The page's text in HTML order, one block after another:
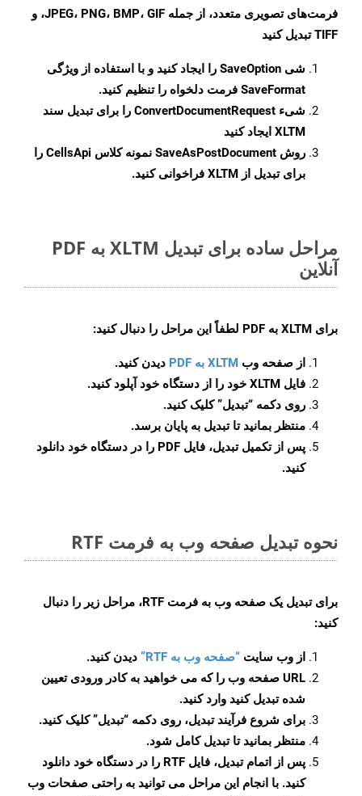
فرمت‌های تصویری متعدد، از جمله JPEG، PNG، BMP، GIF، و
TIFF تبدیل کنید
شی SaveOption را ایجاد کنید و با استفاده از ویژگی
SaveFormat فرمت دلخواه را تنظیم کنید.
شیء ConvertDocumentRequest را برای تبدیل سند
XLTM ایجاد کنید
روش SaveAsPostDocument
نمونه کلاس CellsApi را
برای تبدیل از XLTM فراخوانی کنید.
مراحل ساده برای تبدیل XLTM به PDF
آنلاین
برای XLTM به PDF لطفاً این مراحل را دنبال کنید:
از صفحه وب XLTM به PDF
دیدن کنید.
فایل XLTM خود را از دستگاه خود آپلود کنید.
روی دکمه “تبدیل”کلیک کنید.
منتظر بمانید تا تبدیل به پایان برسد.
پس از تکمیل تبدیل، فایل PDF را در دستگاه خود دانلود
کنید.
نحوه تبدیل صفحه وب به فرمت RTF
برای تبدیل یک صفحه وب به فرمت RTF، مراحل زیر را دنبال
کنید:
از وب سایت “صفحه وب به RTF”
دیدن کنید.
URL صفحه وب را که می خواهید به کادر ورودی تعیین
شده تبدیل کنید وارد کنید.
برای شروع فرآیند تبدیل، روی دکمه “تبدیل” کلیک کنید.
منتظر بمانید تا تبدیل کامل شود.
پس از اتمام تبدیل، فایل RTF را در دستگاه خود دانلود
کنید. با انجام این مراحل می توانید به راحتی صفحات وب